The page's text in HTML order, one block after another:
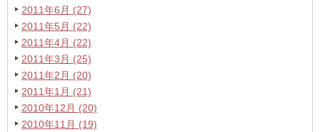
2011年6月 (27)
2011年5月 (22)
2011年4月 (22)
2011年3月 (25)
2011年2月 (20)
2011年1月 (21)
2010年12月 (20)
2010年11月 (19)